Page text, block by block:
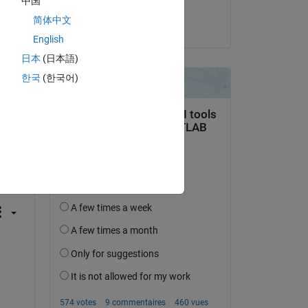
le 30 Avr 2020
简体中文
English
日本 (日本語)
한국 (한국어)